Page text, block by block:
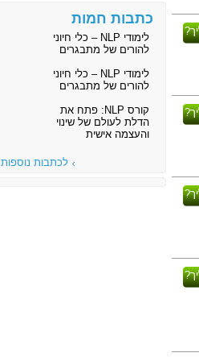
כתבות חמות
לימודי NLP – כלי חיוני
להורים של מתבגרים
לימודי NLP – כלי חיוני
להורים של מתבגרים
קורס NLP: פתח את
הדלת לעולם של שינוי
והעצמה אישית
לכתבות נוספות